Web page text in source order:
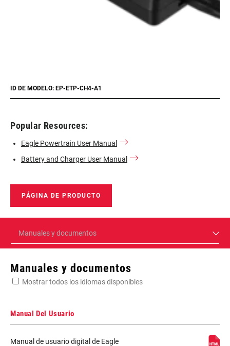
ID DE MODELO: EP-ETP-CH4-A1
Popular Resources:
Eagle Powertrain User Manual
Battery and Charger User Manual
PÁGINA DE PRODUCTO
Manuales y documentos
Manuales y documentos
Mostrar todos los idiomas disponibles
Manual Del Usuario
Manual de usuario digital de Eagle